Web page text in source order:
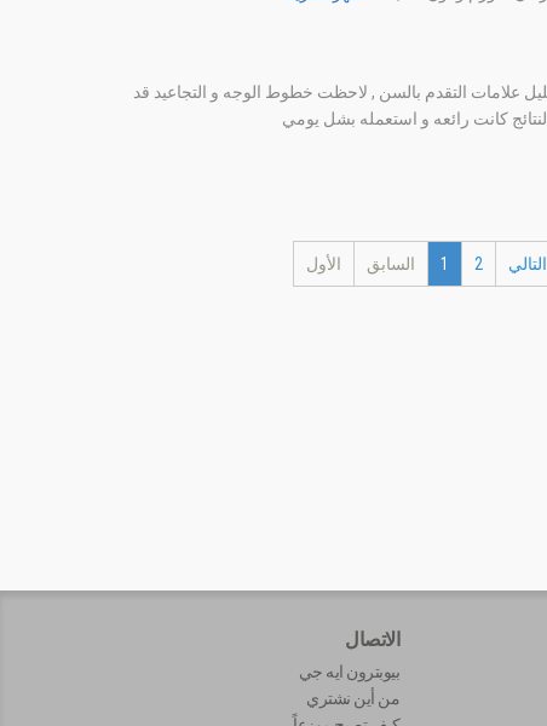
علامات التقدم بالسن , لاحظت خطوط الوجه و التجاعيد قد
كانت رائعه و استعمله بشل يومي
الأول السابق 1 2 التالي
الاتصال
بيوبترون ايه جي
من أين نشتري